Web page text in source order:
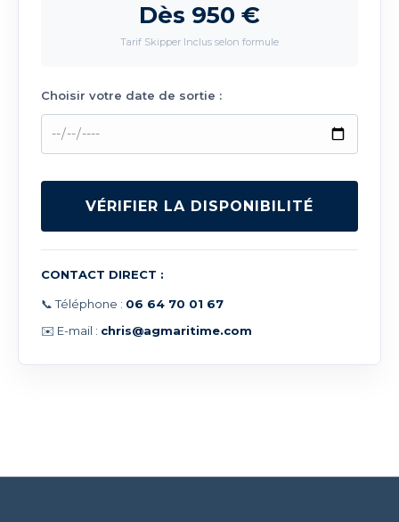
Dès 950 €
Tarif Skipper Inclus selon formule
Choisir votre date de sortie :
VÉRIFIER LA DISPONIBILITÉ
CONTACT DIRECT :
📞 Téléphone : 06 64 70 01 67
✉️ E-mail : chris@agmaritime.com